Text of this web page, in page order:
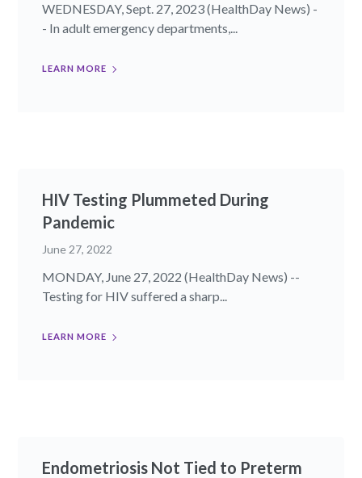
WEDNESDAY, Sept. 27, 2023 (HealthDay News) -
- In adult emergency departments,...
LEARN MORE
HIV Testing Plummeted During
Pandemic
June 27, 2022
MONDAY, June 27, 2022 (HealthDay News) --
Testing for HIV suffered a sharp...
LEARN MORE
Endometriosis Not Tied to Preterm